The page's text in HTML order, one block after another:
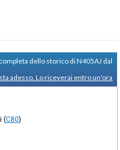
dello storico di N405AJ dal
adesso. Lo riceverai entro un'ora
(C80)